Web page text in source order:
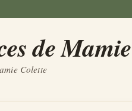
de Mamie
Colette